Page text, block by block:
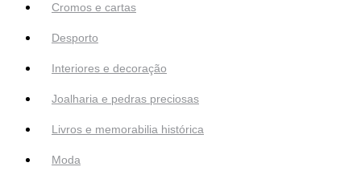
Cromos e cartas
Desporto
Interiores e decoração
Joalharia e pedras preciosas
Livros e memorabilia histórica
Moda